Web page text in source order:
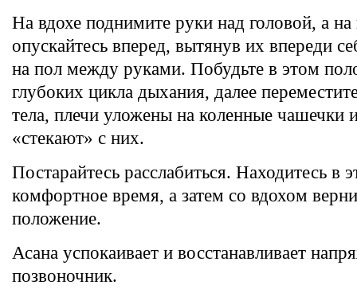
На вдохе поднимите руки над головой, а на
опускайтесь вперед, вытянув их впереди
на пол между руками. Побудьте в этом
глубоких цикла дыхания, далее
тела, плечи уложены на коленные чашечки
«стекают» с них.
Постарайтесь расслабиться. Находитесь в
комфортное время, а затем со вдохом
положение.
Асана успокаивает и восстанавливает
позвоночник.